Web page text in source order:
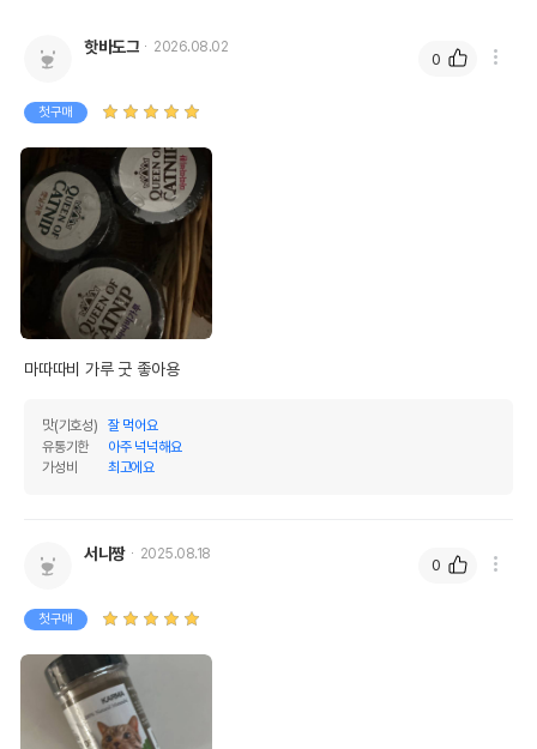
핫바도그 2026.08.02
첫구매
마따따비 가루 굿 좋아용
맛(기호성)
잘 먹어요
유통기한
아주 넉넉해요
가성비
최고에요
0
서니짱 2025.08.18
첫구매
0